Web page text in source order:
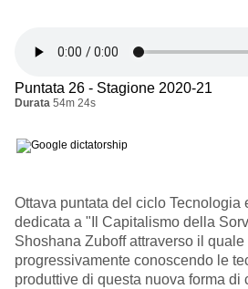
Puntata 26 - Stagione 2020-21
Durata 54m 24s
Ottava puntata del ciclo Tecnologia
dedicata a "Il Capitalismo della
Shoshana Zuboff attraverso il quale
progressivamente conoscendo le
produttive di questa nuova forma di